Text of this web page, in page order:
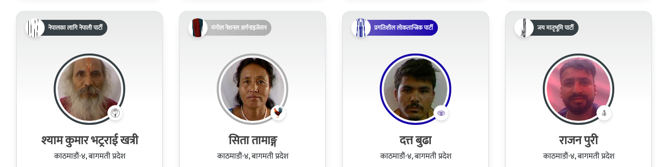
नेपालका लागि नेपाली पार्टी
श्‍याम कुमार भट्रराई खत्री
काठमाडौं-४, बागमती प्रदेश
मंगोल नेशनल अर्गनाइजेसन
सिता तामाङ्ग
काठमाडौं-४, बागमती प्रदेश
प्रगतिशील लोकतान्त्रिक पार्टी
दत्त बुढा
काठमाडौं-४, बागमती प्रदेश
जय मातृभूमि पार्टी
राजन पुरी
काठमाडौं-४, बागमती प्रदेश